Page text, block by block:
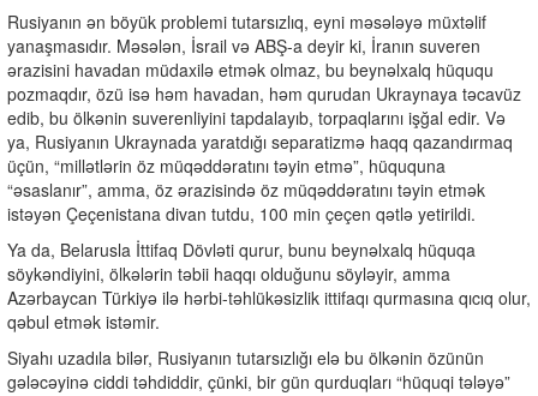
Rusiyanın ən böyük problemi tutarsızlıq, eyni məsələyə müxtəlif
yanaşmasıdır. Məsələn, İsrail və ABŞ-a deyir ki, İranın suveren
ərazisini havadan müdaxilə etmək olmaz, bu beynəlxalq hüququ
pozmaqdır, özü isə həm havadan, həm qurudan Ukraynaya təcavüz
edib, bu ölkənin suverenliyini tapdalayıb, torpaqlarını işğal edir. Və
ya, Rusiyanın Ukraynada yaratdığı separatizmə haqq qazandırmaq
üçün, “millətlərin öz müqəddəratını təyin etmə”, hüququna
“əsaslanır”, amma, öz ərazisində öz müqəddəratını təyin etmək
istəyən Çeçenistana divan tutdu, 100 min çeçen qətlə yetirildi.
Ya da, Belarusla İttifaq Dövləti qurur, bunu beynəlxalq hüquqa
söykəndiyini, ölkələrin təbii haqqı olduğunu söyləyir, amma
Azərbaycan Türkiyə ilə hərbi-təhlükəsizlik ittifaqı qurmasına qıcıq olur,
qəbul etmək istəmir.
Siyahı uzadıla bilər, Rusiyanın tutarsızlığı elə bu ölkənin özünün
gələcəyinə ciddi təhdiddir, çünki, bir gün qurduqları “hüquqi tələyə”